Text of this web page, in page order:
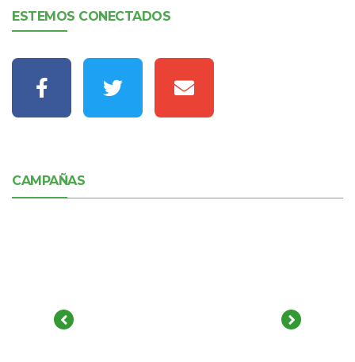
ESTEMOS CONECTADOS
CAMPAÑAS